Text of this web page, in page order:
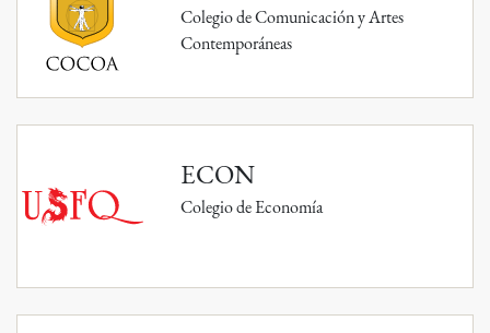
Colegio de Comunicación y Artes
Contemporáneas
ECON
Colegio de Economía